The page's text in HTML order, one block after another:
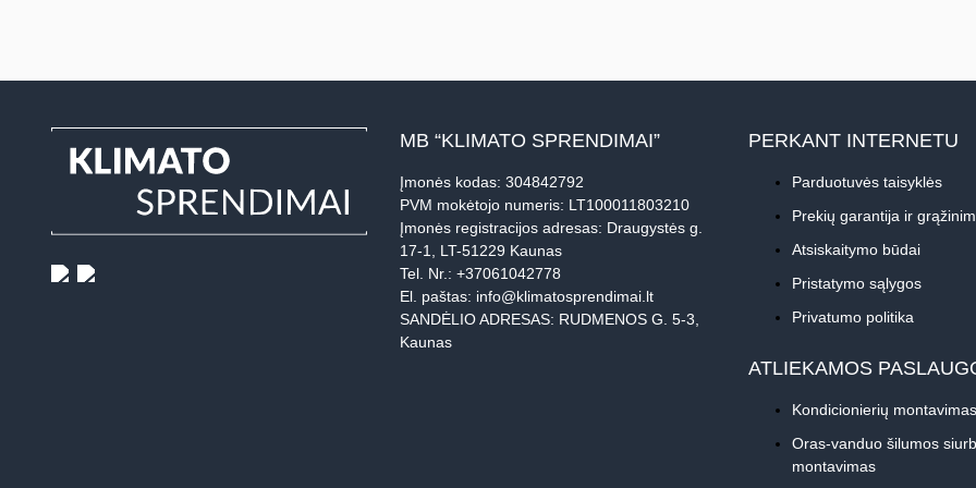
MB “KLIMATO SPRENDIMAI”
Įmonės kodas: 304842792
PVM mokėtojo numeris: LT100011803210
Įmonės registracijos adresas: Draugystės g.
17-1, LT-51229 Kaunas
Tel. Nr.: +37061042778
El. paštas: info@klimatosprendimai.lt
SANDĖLIO ADRESAS: RUDMENOS G. 5-3,
Kaunas
PERKANT INTERNETU
Parduotuvės taisyklės
Prekių garantija ir
Atsiskaitymo būdai
Pristatymo sąlygos
Privatumo politika
ATLIEKAMOS
Kondicionierių montavimas
Oras-vanduo šilumos
montavimas